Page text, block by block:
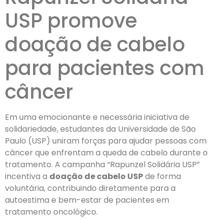
USP promove
doação de cabelo
para pacientes com
câncer
Em uma emocionante e necessária iniciativa de
solidariedade, estudantes da Universidade de São
Paulo (USP) uniram forças para ajudar pessoas com
câncer que enfrentam a queda de cabelo durante o
tratamento. A campanha “Rapunzel Solidária USP”
incentiva a doação de cabelo USPde forma
voluntária, contribuindo diretamente para a
autoestima e bem-estar de pacientes em
tratamento oncológico.